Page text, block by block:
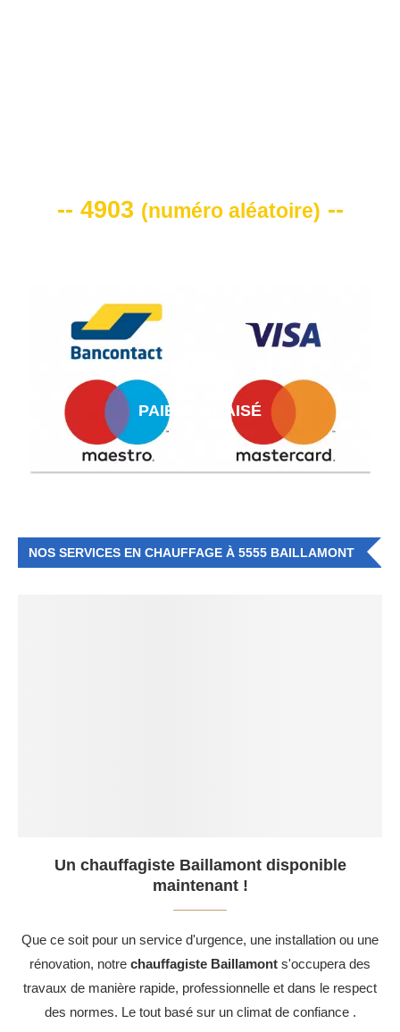
-- 4903 (numéro aléatoire) --
PAIEMENT AISÉ
NOS SERVICES EN CHAUFFAGE À 5555 BAILLAMONT
Un chauffagiste Baillamont disponible
maintenant !
Que ce soit pour un service d'urgence, une installation ou une
rénovation, notre chauffagiste Baillamont s'occupera des
travaux de manière rapide, professionnelle et dans le respect
des normes. Le tout basé sur un climat de confiance .